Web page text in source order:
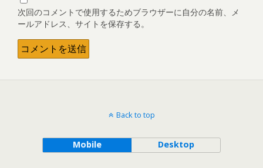
次回のコメントで使用するためブラウザーに自分の名前、メ
ールアドレス、サイトを保存する。
Back to top
Mobile Desktop